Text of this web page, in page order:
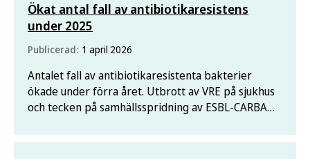
Ökat antal fall av antibiotikaresistens
under 2025
Publicerad: 1 april 2026
Antalet fall av antibiotikaresistenta bakterier
ökade under förra året. Utbrott av VRE på sjukhus
och tecken på samhällsspridning av ESBL-CARBA
årssammanfattning för smittsamma sjukdomar.